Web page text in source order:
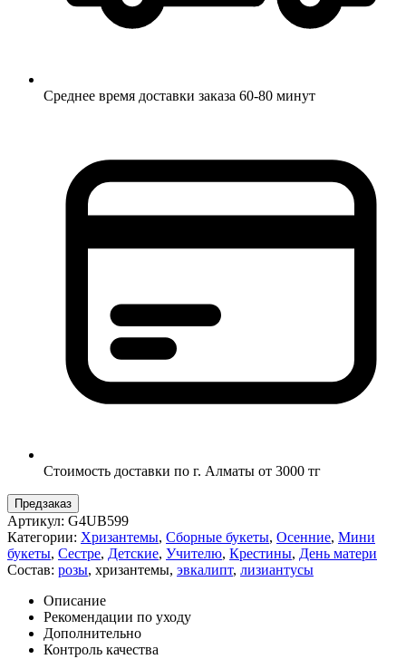
Среднее время доставки заказа 60-80 минут
Стоимость доставки по г. Алматы от 3000 тг
Предзаказ
Артикул: G4UB599
Категории: Хризантемы, Сборные букеты, Осенние, Мини
букеты, Сестре, Детские, Учителю, Крестины, День матери
Состав: розы, хризантемы, эвкалипт, лизиантусы
Описание
Рекомендации по уходу
Дополнительно
Контроль качества